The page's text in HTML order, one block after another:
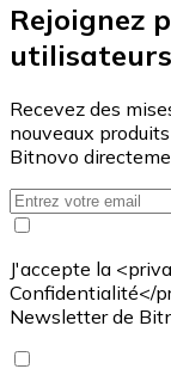
Rejoignez
utilisateurs
Recevez des
nouveaux
Bitnovo
J'accepte la
Confidentialité</
Newsletter de